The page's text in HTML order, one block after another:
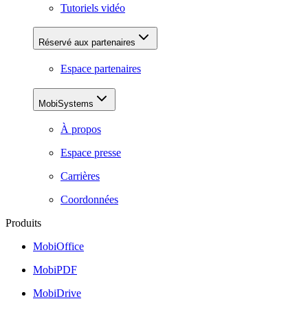
Tutoriels vidéo
Réservé aux partenaires
Espace partenaires
MobiSystems
À propos
Espace presse
Carrières
Coordonnées
Produits
MobiOffice
MobiPDF
MobiDrive